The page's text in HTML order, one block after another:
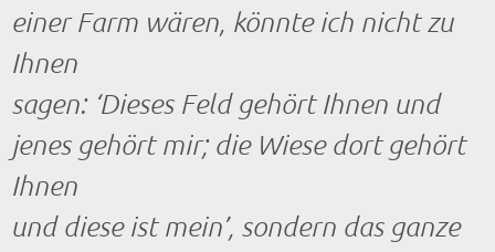
einer Farm wären, könnte ich nicht zu
Ihnen
sagen: ‘Dieses Feld gehört Ihnen und
jenes gehört mir; die Wiese dort gehört
Ihnen
und diese ist mein’, sondern das ganze